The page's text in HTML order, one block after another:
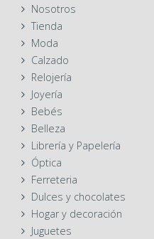
Nosotros
Tienda
Moda
Calzado
Relojería
Joyería
Bebés
Belleza
Librería y Papelería
Óptica
Ferreteria
Dulces y chocolates
Hogar y decoración
Juguetes